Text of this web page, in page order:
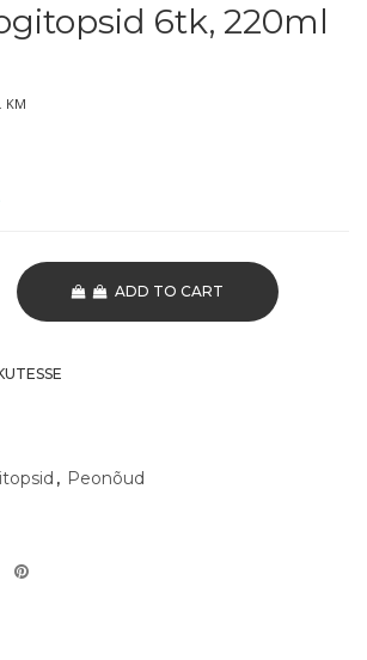
6tk, 220ml
KM
ADD TO CART
, Peonõud